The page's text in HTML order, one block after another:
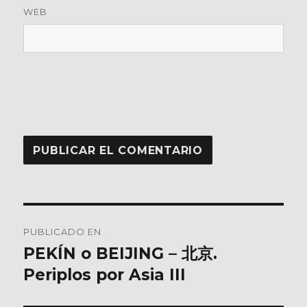
WEB
de
entradas
PUBLICADO EN
PEKÍN o BEIJING – 北京.
Periplos por Asia III